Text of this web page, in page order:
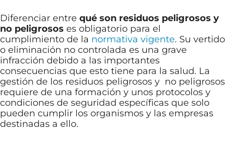
Diferenciar entre qué son residuos peligrosos y
no peligrosos es obligatorio para el
cumplimiento de la normativa vigente. Su vertido
o eliminación no controlada es una grave
infracción debido a las importantes
consecuencias que esto tiene para la salud. La
gestión de los residuos peligrosos y no peligrosos
requiere de una formación y unos protocolos y
condiciones de seguridad específicas que solo
pueden cumplir los organismos y las empresas
destinadas a ello.